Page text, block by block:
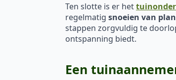
Ten slotte is er het
regelmatig snoeien van
stappen zorgvuldig te
ontspanning biedt.
Een